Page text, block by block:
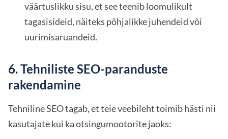
väärtuslikku sisu, et see teenib loomulikult
tagasisideid, näiteks põhjalikke juhendeid või
uurimisaruandeid.
6. Tehniliste SEO-paranduste
rakendamine
Tehniline SEO tagab, et teie veebileht toimib hästi nii
kasutajate kui ka otsingumootorite jaoks: